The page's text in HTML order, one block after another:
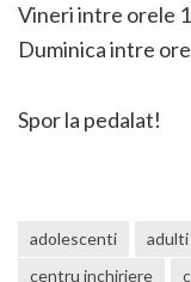
Vineri intre orele
Duminica intre
Spor la pedalat!
adolescenti adulti
centru inchiriere